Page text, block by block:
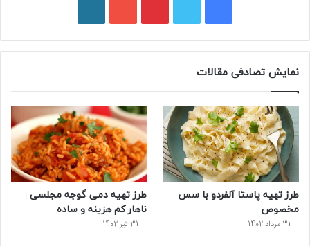
نمایش تصادفی مقالات
طرز تهیه پاستا آلفردو با سس
مخصوص
31 مرداد 1402
طرز تهیه دمی گوجه مجلسی |
ناهار کم هزینه و ساده
31 تیر 1402